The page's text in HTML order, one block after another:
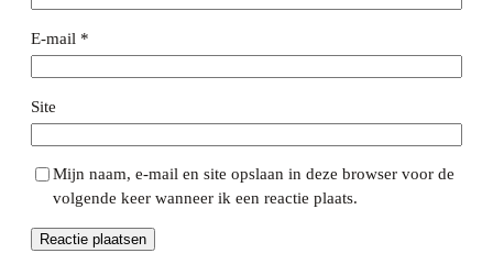
E-mail *
Site
Mijn naam, e-mail en site opslaan in deze browser voor de
volgende keer wanneer ik een reactie plaats.